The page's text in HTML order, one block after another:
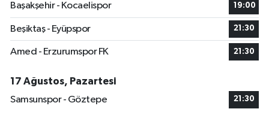
Başakşehir - Kocaelispor
19:00
Beşiktaş - Eyüpspor 21:30
Amed - Erzurumspor FK 21:30
17 Ağustos, Pazartesi
Samsunspor - Göztepe
21:30